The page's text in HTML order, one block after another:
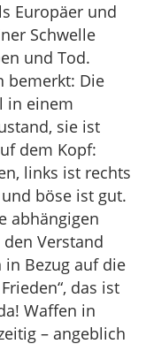
Europäer und
Schwelle
und Tod.
bemerkt: Die
in einem
sie ist
dem Kopf:
links ist rechts
böse ist gut.
abhängigen
Verstand
in Bezug auf die
das ist
Waffen in
– angeblich